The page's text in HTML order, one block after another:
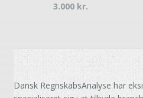
3.000 kr.
Dansk RegnskabsAnalyse har